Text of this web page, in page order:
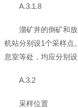
A.3.1.8
溜矿井的倒矿和
机站分别设1个采样点
息室等处，均应分别设
A.3.2
采样位置